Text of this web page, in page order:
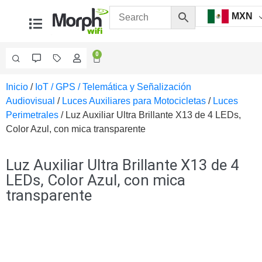
MXN
0
Videovigilancia
Accesorios
Generales
Accesorios
Fibra
Accesorios
para
Computadora
y
Inicio / IoT / GPS / Telemática y Señalización
Audiovisual / Luces Auxiliares para Motocicletas / Luces
Perimetrales / Luz Auxiliar Ultra Brillante X13 de 4 LEDs,
Color Azul, con mica transparente
Luz Auxiliar Ultra Brillante X13 de 4
LEDs, Color Azul, con mica
transparente